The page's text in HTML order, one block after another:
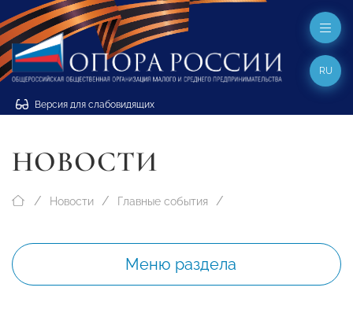
Версия для слабовидящих
RU
НОВОСТИ
Новости Главные события
Меню раздела